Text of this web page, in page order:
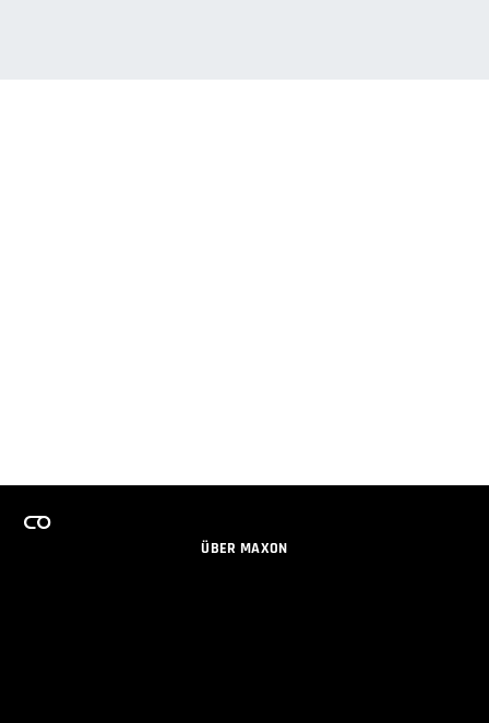
ÜBER MAXON